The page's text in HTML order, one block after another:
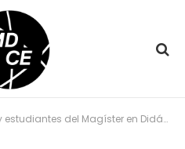
Participación de académicas y estudiantes del Magíster en Didáctica de las Ciencias Experimentales de la Universidad Alberto Hurtado en el Congreso SChEC